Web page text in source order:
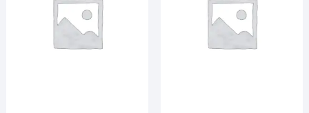
Llamar Cómo llegar